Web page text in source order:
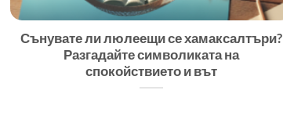
Сънувате ли люлеещи се хамаксалтъри?
Разгадайте символиката на
спокойствието и вът